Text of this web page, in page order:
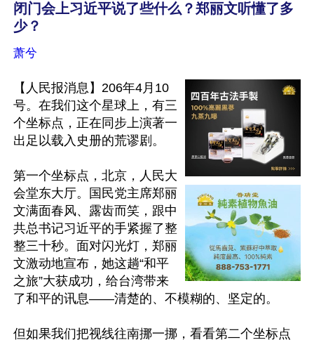
闭门会上习近平说了些什么？郑丽文听懂了多
少？
萧兮
【人民报消息】206年4月10
号。在我们这个星球上，有三
个坐标点，正在同步上演著一
出足以载入史册的荒谬剧。
第一个坐标点，北京，人民大
会堂东大厅。国民党主席郑丽
文满面春风、露齿而笑，跟中
共总书记习近平的手紧握了整
整三十秒。面对闪光灯，郑丽
文激动地宣布，她这趟“和平
之旅”大获成功，给台湾带来
了和平的讯息——清楚的、不模糊的、坚定的。
但如果我们把视线往南挪一挪，看看第二个坐标点